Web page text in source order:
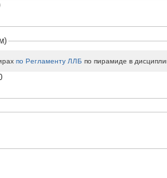
по Регламенту ЛЛБ по пирамиде в